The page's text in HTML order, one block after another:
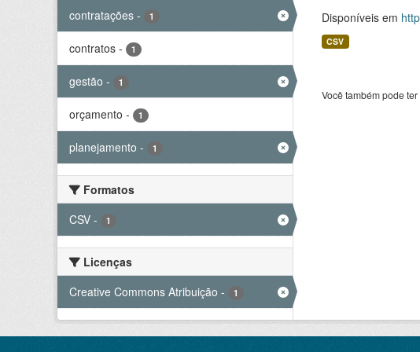
contratações - 1
contratos - 1
gestão - 1
orçamento - 1
planejamento - 1
Formatos
CSV - 1
Licenças
Creative Commons Atribuição - 1
Disponíveis em
CSV
Você também pode